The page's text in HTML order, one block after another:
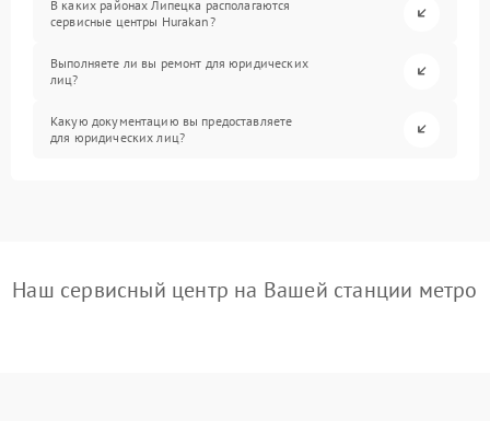
В каких районах Липецка располагаются
сервисные центры Hurakan?
Выполняете ли вы ремонт для юридических
лиц?
Какую документацию вы предоставляете
для юридических лиц?
Наш сервисный центр на Вашей станции метро